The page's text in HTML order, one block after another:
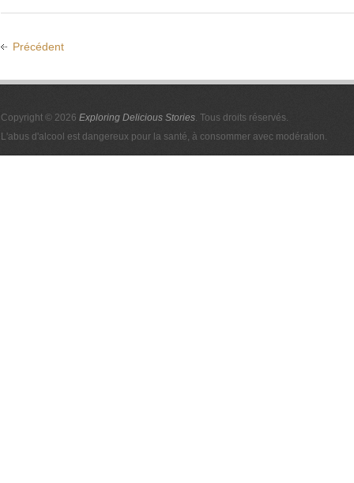
Précédent
Copyright © 2026 Exploring Delicious Stories. Tous droits réservés.
L'abus d'alcool est dangereux pour la santé, à consommer avec modération.